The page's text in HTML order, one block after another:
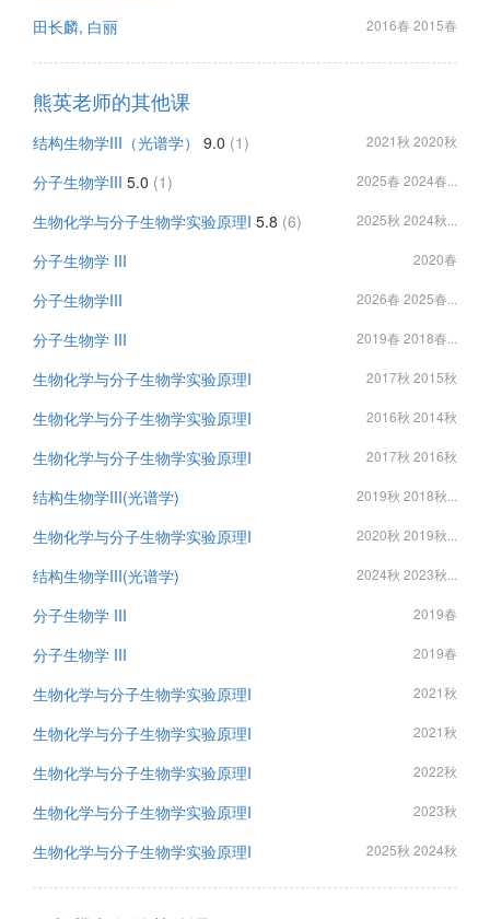
田长麟, 白丽 2016春 2015春
熊英老师的其他课
结构生物学III（光谱学） 9.0 (1) 2021秋 2020秋
分子生物学III 5.0 (1) 2025春 2024春...
生物化学与分子生物学实验原理I 5.8 (6) 2025秋 2024秋...
分子生物学 III 2020春
分子生物学III 2026春 2025春...
分子生物学 III 2019春 2018春...
生物化学与分子生物学实验原理I 2017秋 2015秋
生物化学与分子生物学实验原理I 2016秋 2014秋
生物化学与分子生物学实验原理I 2017秋 2016秋
结构生物学III(光谱学) 2019秋 2018秋...
生物化学与分子生物学实验原理I 2020秋 2019秋...
结构生物学III(光谱学) 2024秋 2023秋...
分子生物学 III 2019春
分子生物学 III 2019春
生物化学与分子生物学实验原理I 2021秋
生物化学与分子生物学实验原理I 2021秋
生物化学与分子生物学实验原理I 2022秋
生物化学与分子生物学实验原理I 2023秋
生物化学与分子生物学实验原理I 2025秋 2024秋